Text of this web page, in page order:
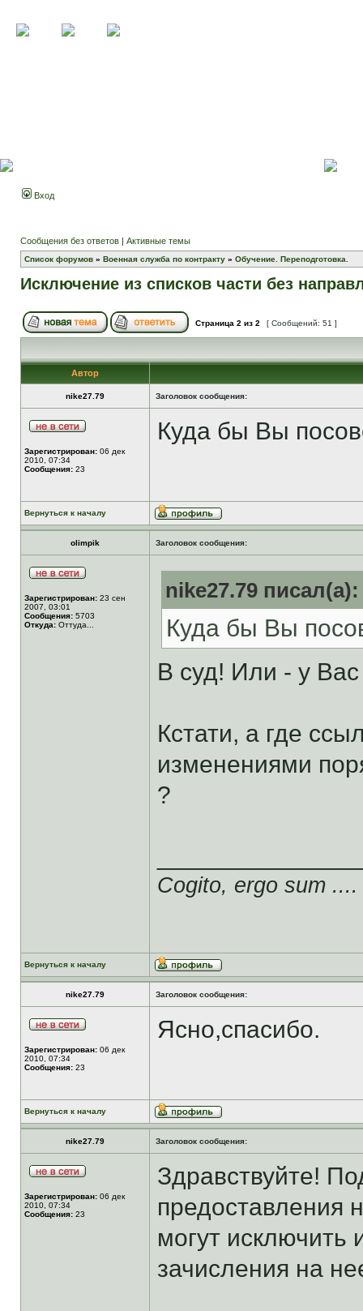
Вход
Сообщения без ответов | Активные темы
Список форумов » Военная служба по контракту » Обучение. Переподготовка.
Исключение из списков части без
Страница 2 из 2 [ Сообщений: 51 ]
Автор
nike27.79 Заголовок сообщения:
Зарегистрирован: 06 дек
2010, 07:34
Сообщения: 23
Куда бы Вы
Вернуться к началу
olimpik Заголовок сообщения:
Зарегистрирован: 23 сен
2007, 03:01
Сообщения: 5703
Откуда: Оттуда...
nike27.79 писал(а):
Куда бы Вы
В суд! Или - у
Кстати, а где
изменениями
?
Cogito, ergo sum ....
Вернуться к началу
nike27.79 Заголовок сообщения:
Зарегистрирован: 06 дек
2010, 07:34
Сообщения: 23
Ясно,спасибо.
Вернуться к началу
nike27.79 Заголовок сообщения:
Зарегистрирован: 06 дек
2010, 07:34
Сообщения: 23
Здравствуйте!
предоставления
могут исключить
зачисления на